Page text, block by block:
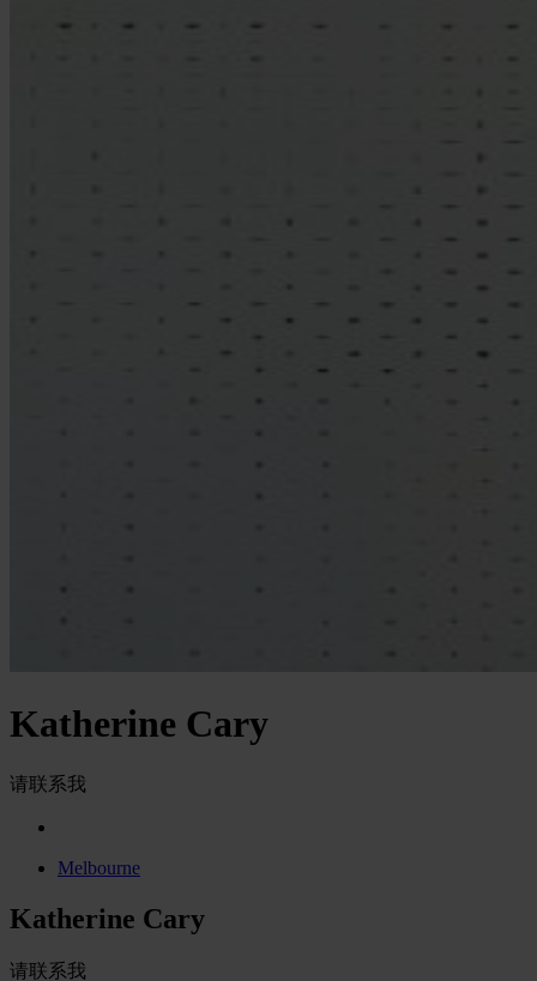
Katherine Cary
请联系我
Melbourne
Katherine Cary
请联系我